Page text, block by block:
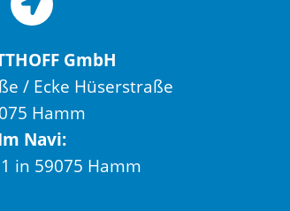
GmbH
/ Ecke Hüserstraße
Hamm
Navi:
in 59075 Hamm